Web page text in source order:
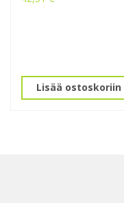
Lisää ostoskoriin